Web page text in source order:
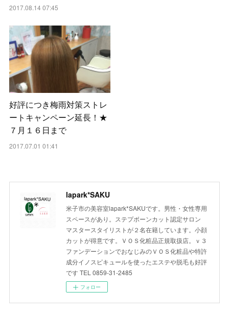
2017.08.14 07:45
好評につき梅雨対策ストレ
ートキャンペーン延長！★
７月１６日まで
2017.07.01 01:41
lapark*SAKU
米子市の美容室lapark*SAKUです。男性・女性専用
スペースがあり。ステプボーンカット認定サロン
マスタースタイリストが２名在籍しています。小顔
カットが得意です。ＶＯＳ化粧品正規取扱店。ｖ３
ファンデーションでおなじみのＶＯＳ化粧品や特許
成分イノスピキュールを使ったエステや脱毛も好評
です TEL 0859-31-2485
フォロー